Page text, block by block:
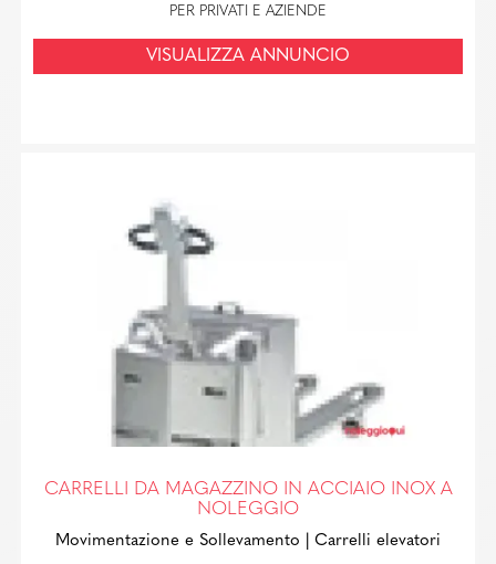
PER PRIVATI E AZIENDE
VISUALIZZA ANNUNCIO
CARRELLI DA MAGAZZINO IN ACCIAIO INOX A
NOLEGGIO
Movimentazione e Sollevamento | Carrelli elevatori